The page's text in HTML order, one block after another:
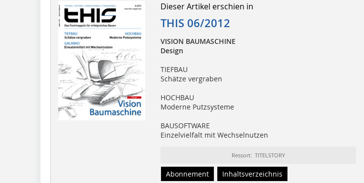
Dieser Artikel erschien in
THIS 06/2012
VISION BAUMASCHINE
Design
TIEFBAU
Schätze vergraben
HOCHBAU
Moderne Putzsysteme
BAUSOFTWARE
Einzelvielfalt mit Wechselnutzen
Ressort: TITELSTORY
Abonnement Inhaltsverzeichnis